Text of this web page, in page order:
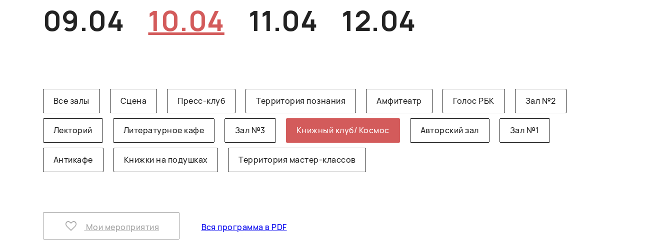
09.04 10.04 11.04 12.04
Все залы Сцена Пресс-клуб Территория познания Амфитеатр Голос РБК Зал №2
Лекторий Литературное кафе Зал №3 Книжный клуб/ Космос Авторский зал Зал №1
Антикафе Книжки на подушках Территория мастер-классов
Мои мероприятия Вся программа в PDF